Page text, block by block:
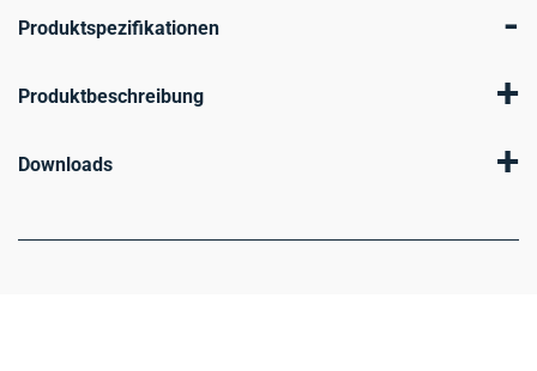
Produktspezifikationen -
Produktbeschreibung +
Downloads +